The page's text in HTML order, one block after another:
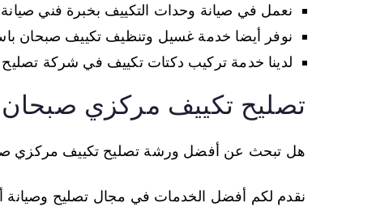
نعمل في صيانة وحدات التكييف بخبرة فني
نوفر أيضا خدمة غسيل وتنظيف تكييف صبحان
لدينا خدمة تركيب دكتات تكييف في شركة
تصليح تكييف مركزي صبحان
هل تبحث عن أفضل ورشة تصليح تكييف مركزي
نقدم لكم أفضل الخدمات في مجال تصليح وصيانة